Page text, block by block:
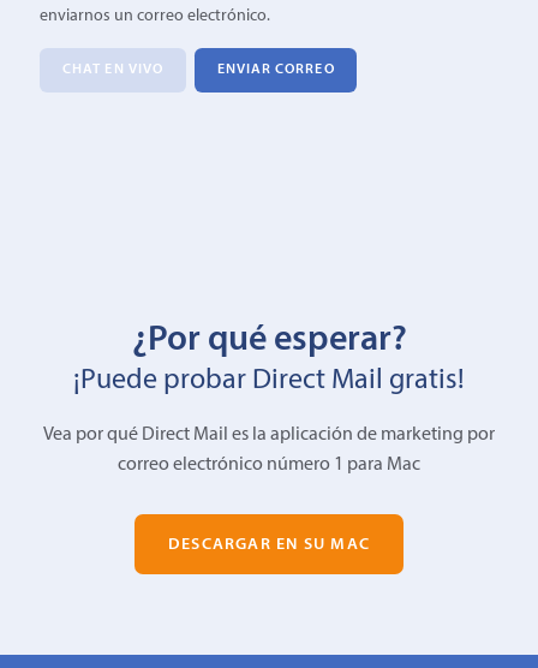
enviarnos un correo electrónico.
CHAT EN VIVO ENVIAR CORREO
¿Por qué esperar?
¡Puede probar Direct Mail gratis!
Vea por qué Direct Mail es la aplicación de marketing por
correo electrónico número 1 para Mac
DESCARGAR EN SU MAC